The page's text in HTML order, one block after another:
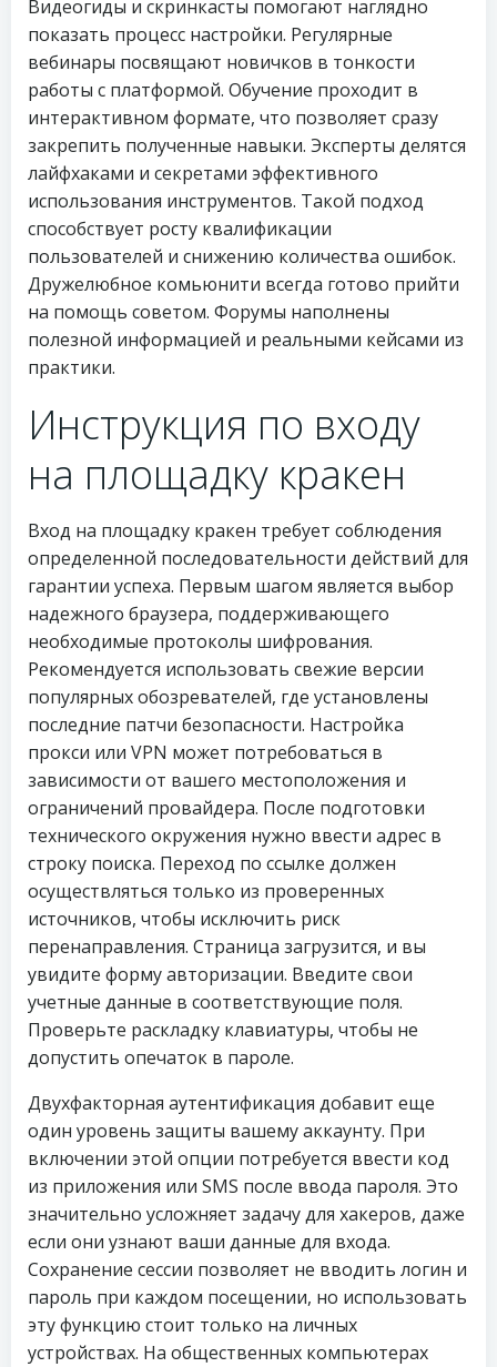
Видеогиды и скринкасты помогают наглядно
показать процесс настройки. Регулярные
вебинары посвящают новичков в тонкости
работы с платформой. Обучение проходит в
интерактивном формате, что позволяет сразу
закрепить полученные навыки. Эксперты делятся
лайфхаками и секретами эффективного
использования инструментов. Такой подход
способствует росту квалификации
пользователей и снижению количества ошибок.
Дружелюбное комьюнити всегда готово прийти
на помощь советом. Форумы наполнены
полезной информацией и реальными кейсами из
практики.
Инструкция по входу
на площадку кракен
Вход на площадку кракен требует соблюдения
определенной последовательности действий для
гарантии успеха. Первым шагом является выбор
надежного браузера, поддерживающего
необходимые протоколы шифрования.
Рекомендуется использовать свежие версии
популярных обозревателей, где установлены
последние патчи безопасности. Настройка
прокси или VPN может потребоваться в
зависимости от вашего местоположения и
ограничений провайдера. После подготовки
технического окружения нужно ввести адрес в
строку поиска. Переход по ссылке должен
осуществляться только из проверенных
источников, чтобы исключить риск
перенаправления. Страница загрузится, и вы
увидите форму авторизации. Введите свои
учетные данные в соответствующие поля.
Проверьте раскладку клавиатуры, чтобы не
допустить опечаток в пароле.
Двухфакторная аутентификация добавит еще
один уровень защиты вашему аккаунту. При
включении этой опции потребуется ввести код
из приложения или SMS после ввода пароля. Это
значительно усложняет задачу для хакеров, даже
если они узнают ваши данные для входа.
Сохранение сессии позволяет не вводить логин и
пароль при каждом посещении, но использовать
эту функцию стоит только на личных
устройствах. На общественных компьютерах